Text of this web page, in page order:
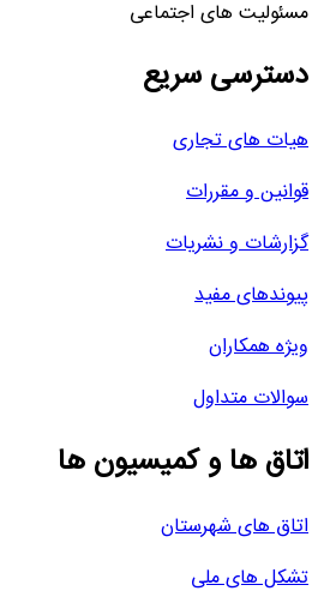
مسئولیت های اجتماعی
دسترسی سریع
هیات های تجاری
قوانین و مقررات
گزارشات و نشریات
پیوندهای مفید
ویژه همکاران
سوالات متداول
اتاق ها و کمیسیون ها
اتاق های شهرستان
تشکل های ملی